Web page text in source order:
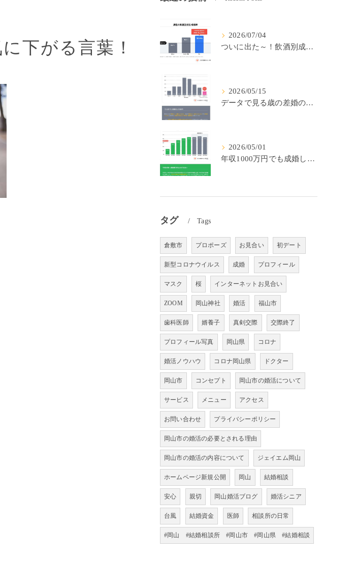
下がる言葉！
2026/07/04
ついに出た～！飲酒別成婚率(IBJ)！
2026/05/15
データで見る歳の差婚の確率の低さ。
2026/05/01
年収1000万円でも成婚しやすいとは限らない? 「年収帯別の成婚率」のリアル
タグ Tags
倉敷市 プロポーズ お見合い 初デート
新型コロナウイルス 成婚 プロフィール
マスク 桜 インターネットお見合い
ZOOM 岡山神社 婚活 福山市
歯科医師 婿養子 真剣交際 交際終了
プロフィール写真 岡山県 コロナ
婚活ノウハウ コロナ岡山県 ドクター
岡山市 コンセプト 岡山市の婚活について
サービス メニュー アクセス
お問い合わせ プライバシーポリシー
岡山市の婚活の必要とされる理由
岡山市の婚活の内容について ジェイエム岡山
ホームページ新規公開 岡山 結婚相談
安心 親切 岡山婚活ブログ 婚活シニア
台風 結婚資金 医師 相談所の日常
#岡山 #結婚相談所 #岡山市 #岡山県 #結婚相談